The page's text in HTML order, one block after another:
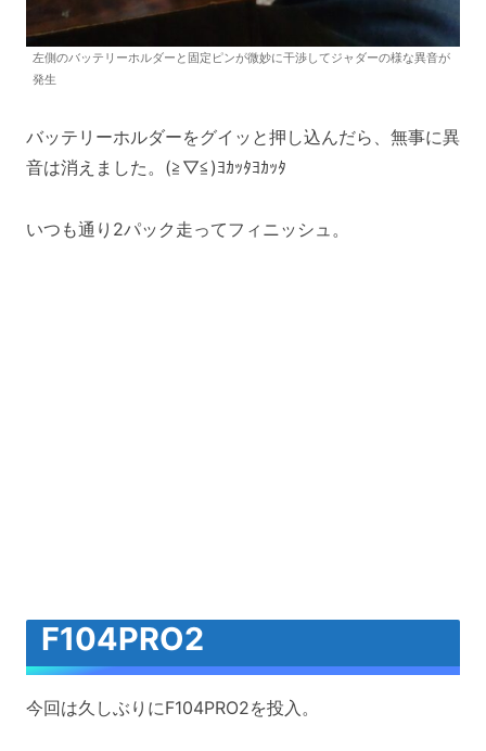
左側のバッテリーホルダーと固定ピンが微妙に干渉してジャダーの様な異音が
発生
バッテリーホルダーをグイッと押し込んだら、無事に異
音は消えました。(≧▽≦)ﾖｶｯﾀﾖｶｯﾀ
いつも通り2パック走ってフィニッシュ。
F104PRO2
今回は久しぶりにF104PRO2を投入。